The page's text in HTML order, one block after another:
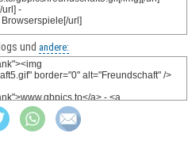
und andere: